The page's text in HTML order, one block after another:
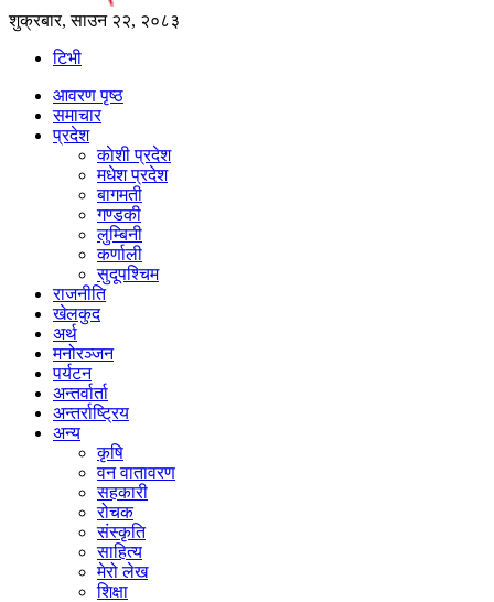
शुक्रबार, साउन २२, २०८३
टिभी
आवरण पृष्‍ठ
समाचार
प्रदेश
काेशी प्रदेश
मधेश प्रदेश
बागमती
गण्डकी
लुम्बिनी
कर्णाली
सुदूपश्‍चिम
राजनीति
खेलकुद
अर्थ
मनोरञ्‍जन
पर्यटन
अन्तर्वार्ता
अन्तर्राष्‍ट्रिय
अन्य
कृषि
वन वातावरण
सहकारी
रोचक
संस्कृति
साहित्य
मेरो लेख
शिक्षा